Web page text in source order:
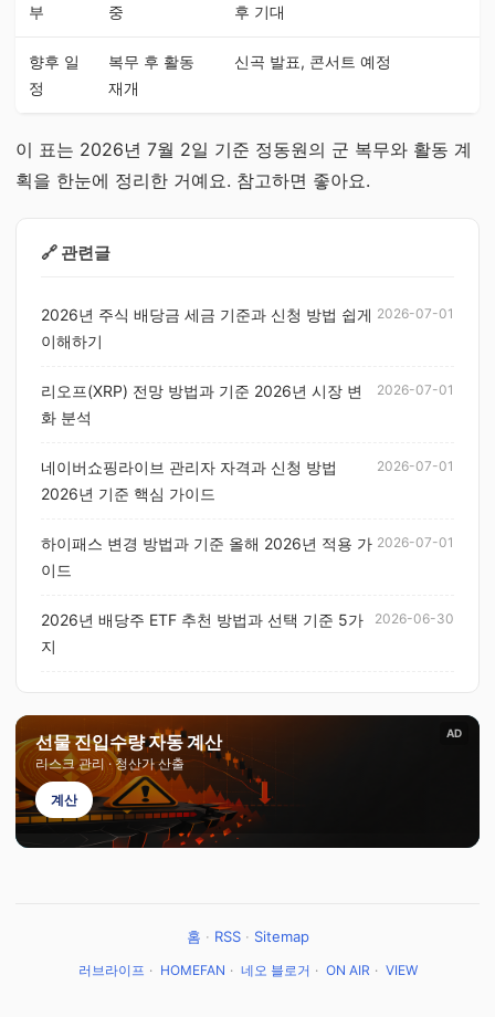
부
중
후 기대
향후 일
정
복무 후 활동
재개
신곡 발표, 콘서트 예정
이 표는 2026년 7월 2일 기준 정동원의 군 복무와 활동 계
획을 한눈에 정리한 거예요. 참고하면 좋아요.
🔗 관련글
2026년 주식 배당금 세금 기준과 신청 방법 쉽게
이해하기
2026-07-01
리오프(XRP) 전망 방법과 기준 2026년 시장 변
화 분석
2026-07-01
네이버쇼핑라이브 관리자 자격과 신청 방법
2026년 기준 핵심 가이드
2026-07-01
하이패스 변경 방법과 기준 올해 2026년 적용 가
이드
2026-07-01
2026년 배당주 ETF 추천 방법과 선택 기준 5가
지
2026-06-30
AD
선물 진입수량 자동 계산
리스크 관리 · 청산가 산출
계산
홈 · RSS· Sitemap
러브라이프 · HOMEFAN · 네오 블로거 · ON AIR · VIEW